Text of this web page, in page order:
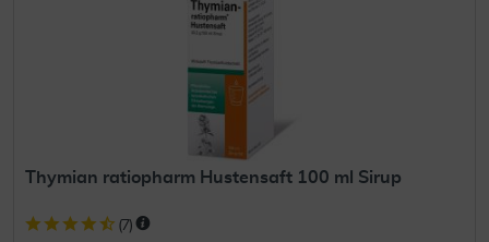
Thymian ratiopharm Hustensaft 100 ml Sirup
(7)